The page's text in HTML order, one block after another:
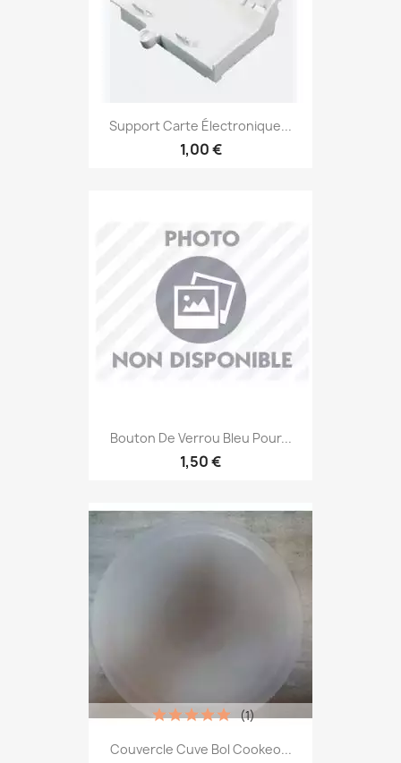
Support Carte Électronique...
1,00 €
Bouton De Verrou Bleu Pour...
1,50 €
Couvercle Cuve Bol Cookeo...
(1)